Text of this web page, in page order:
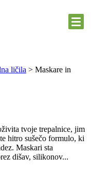
ličila > Maskare in
tvoje trepalnice, jim
hitro sušečo formulo, ki
Maskari sta
dišav, silikonov...